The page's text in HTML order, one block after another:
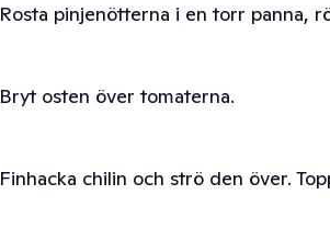
Rosta pinjenötterna i en torr panna,
Bryt osten över tomaterna.
Finhacka chilin och strö den över.